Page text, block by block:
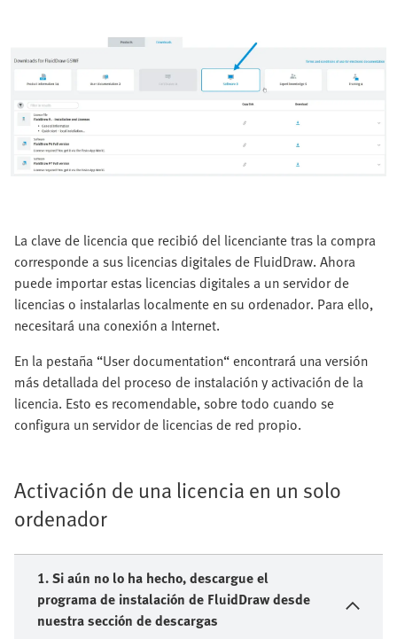
La clave de licencia que recibió del licenciante tras la compra
corresponde a sus licencias digitales de FluidDraw. Ahora
puede importar estas licencias digitales a un servidor de
licencias o instalarlas localmente en su ordenador. Para ello,
necesitará una conexión a Internet.
En la pestaña “User documentation“ encontrará una versión
más detallada del proceso de instalación y activación de la
licencia. Esto es recomendable, sobre todo cuando se
configura un servidor de licencias de red propio.
Activación de una licencia en un solo
ordenador
1. Si aún no lo ha hecho, descargue el
programa de instalación de FluidDraw desde
nuestra sección de descargas